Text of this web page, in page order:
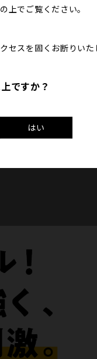
上で ご覧ください。
セスを固くお断りいた
ですか？
はい